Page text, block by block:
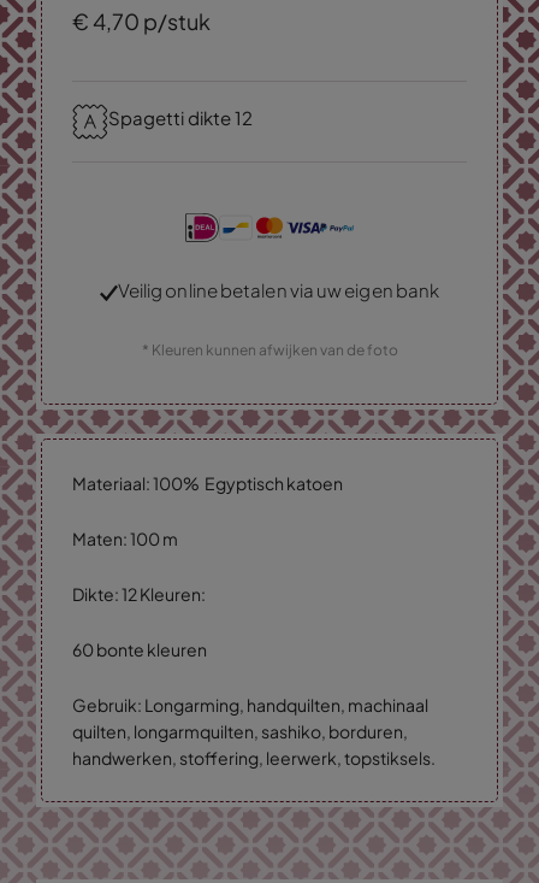
€ 4,70 p/stuk
Spagetti dikte 12
Veilig online betalen via uw eigen bank
* Kleuren kunnen afwijken van de foto
Materiaal: 100% Egyptisch katoen
Maten: 100 m
Dikte: 12 Kleuren:
60 bonte kleuren
Gebruik: Longarming, handquilten, machinaal
quilten, longarmquilten, sashiko, borduren,
handwerken, stoffering, leerwerk, topstiksels.